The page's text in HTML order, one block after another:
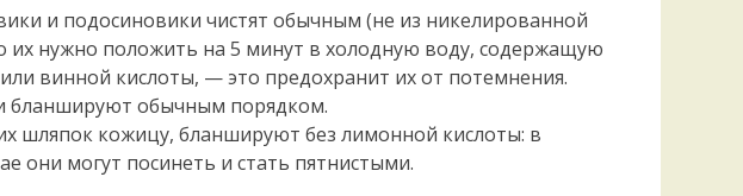
и подосиновики чистят обычным (не из никелированной
их нужно положить на 5 минут в холодную воду, содержащую
винной кислоты, — это предохранит их от потемнения.
бланшируют обычным порядком.
шляпок кожицу, бланшируют без лимонной кислоты: в
они могут посинеть и стать пятнистыми.